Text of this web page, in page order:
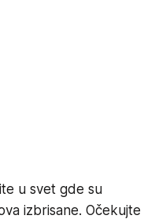
u svet gde su
izbrisane. Očekujte